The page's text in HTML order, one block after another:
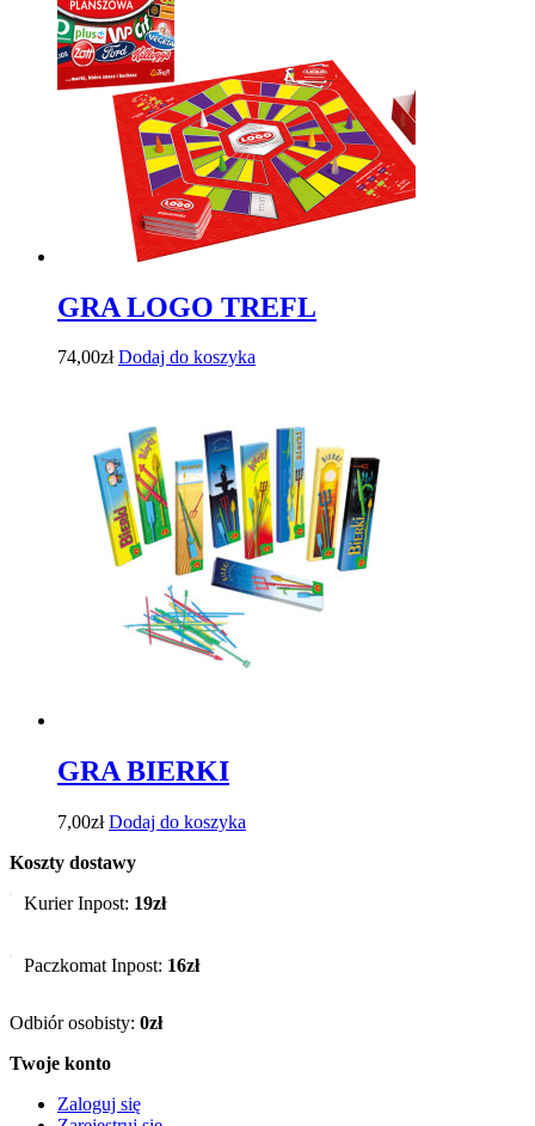
GRA LOGO TREFL
74,00zł Dodaj do koszyka
GRA BIERKI
7,00zł Dodaj do koszyka
Koszty dostawy
Kurier Inpost: 19zł
Paczkomat Inpost: 16zł
Odbiór osobisty: 0zł
Twoje konto
Zaloguj się